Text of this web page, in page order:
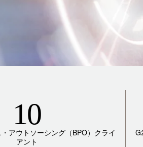
10
アウトソーシング（BPO）クライ
アント